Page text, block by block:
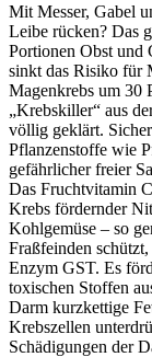
Mit Messer, Gabel
Leibe rücken? Das
Portionen Obst und
sinkt das Risiko für
Magenkrebs um 30
„Krebskiller“ aus
völlig geklärt. Sicher
Pflanzenstoffe wie
gefährlicher freier
Das Fruchtvitamin
Krebs fördernder
Kohlgemüse – so
Fraßfeinden
Enzym GST. Es
toxischen Stoffen
Darm kurzkettige
Krebszellen
Schädigungen der